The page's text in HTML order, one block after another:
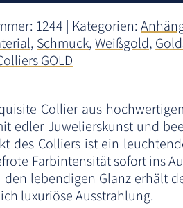
1244 Kategorien:
, Schmuck,Weißgold,
GOLD
Collier aus
edler Juwelierskunst und
des Colliers ist ein
Farbintensität sofort ins
den lebendigen Glanz erhält
luxuriöse Ausstrahlung.